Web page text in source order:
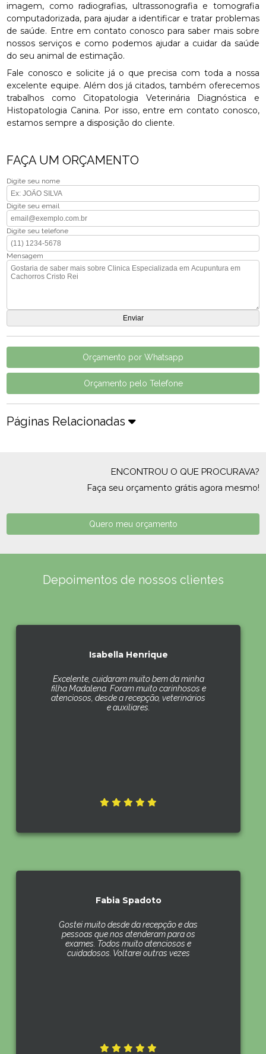
imagem, como radiografias, ultrassonografia e tomografia
computadorizada, para ajudar a identificar e tratar problemas
de saúde. Entre em contato conosco para saber mais sobre
nossos serviços e como podemos ajudar a cuidar da saúde
do seu animal de estimação.
Fale conosco e solicite já o que precisa com toda a nossa
excelente equipe. Além dos já citados, também oferecemos
trabalhos como Citopatologia Veterinária Diagnóstica e
Histopatologia Canina. Por isso, entre em contato conosco,
estamos sempre a disposição do cliente.
FAÇA UM ORÇAMENTO
Digite seu nome
Digite seu email
Digite seu telefone
Mensagem
Orçamento por Whatsapp
Orçamento pelo Telefone
Páginas Relacionadas
ENCONTROU O QUE PROCURAVA?
Faça seu orçamento grátis agora mesmo!
Quero meu orçamento
Depoimentos de nossos clientes
Isabella Henrique
Excelente, cuidaram muito bem da minha
filha Madalena. Foram muito carinhosos e
atenciosos, desde a recepção, veterinários
e auxiliares.
Fabia Spadoto
Gostei muito desde da recepção e das
pessoas que nos atenderam para os
exames. Todos muito atenciosos e
cuidadosos. Voltarei outras vezes